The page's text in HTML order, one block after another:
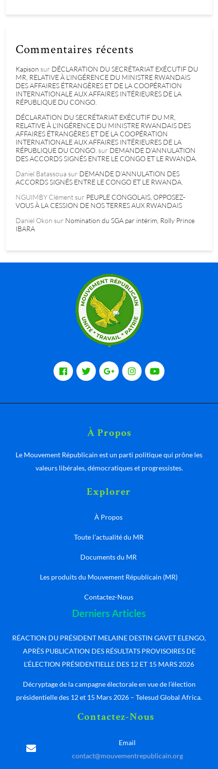
Commentaires récents
Kapison sur DÉCLARATION DU SECRÉTARIAT EXÉCUTIF DU
MR, RELATIVE À L’INGÉRENCE DU MINISTRE RWANDAIS
DES AFFAIRES ÉTRANGÈRES ET DE LA COOPÉRATION
INTERNATIONALE AUX AFFAIRES INTÉRIEURES DE LA
RÉPUBLIQUE DU CONGO.
DÉCLARATION DU SECRÉTARIAT EXÉCUTIF DU MR,
RELATIVE À L’INGÉRENCE DU MINISTRE RWANDAIS DES
AFFAIRES ÉTRANGÈRES ET DE LA COOPÉRATION
INTERNATIONALE AUX AFFAIRES INTÉRIEURES DE LA
RÉPUBLIQUE DU CONGO. sur DEMANDE D’ANNULATION
DES ACCORDS SIGNÉS ENTRE LE CONGO ET LE RWANDA.
Daniel Batassoua sur DEMANDE D’ANNULATION DES
ACCORDS SIGNÉS ENTRE LE CONGO ET LE RWANDA.
NGUIMBY Clément sur PEUPLE CONGOLAIS, OPPOSEZ-
VOUS À LA CESSION DE NOS TERRES AUX RWANDAIS
Daniel Okon sur Nomination du SGA par intérim, Rolly Prince
IBARA
À Propos
Le Mouvement Républicain est un parti politique qui prône les
valeurs libérales, démocratiques et progressistes.
Explorer
À Propos
Toute l’actualité du MR
Documents du MR
Les produits du Mouvement Républicain (MR)
Contactez-Nous
Derniers Articles
RÉACTION DU PRÉSIDENT MELAINE DESTIN GAVET ELENGO,
APRÈS PUBLICATION DES RÉSULTATS PROVISOIRES DE
L’ÉLECTION PRÉSIDENTIELLE DES 12 ET 15 MARS 2026
Décryptage de la campagne électorale en vue de l’élection
présidentielle des 12 et 15 Mars 2026 – Telesud Global Africa.
Contactez-Nous
Email
contact@mouvementrepublicain.org